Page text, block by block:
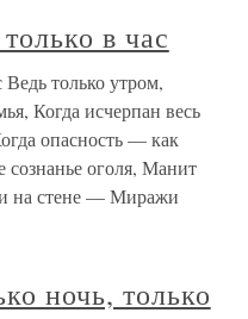
в час
Ведь только утром,
Когда исчерпан весь
опасность — как
оголя, Манит
на стене — Миражи
ночь, только